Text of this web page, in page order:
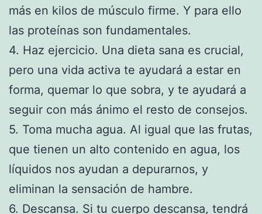
más en kilos de músculo firme. Y para ello
las proteínas son fundamentales.
4. Haz ejercicio. Una dieta sana es crucial,
pero una vida activa te ayudará a estar en
forma, quemar lo que sobra, y te ayudará a
seguir con más ánimo el resto de consejos.
5. Toma mucha agua. Al igual que las frutas,
que tienen un alto contenido en agua, los
líquidos nos ayudan a depurarnos, y
eliminan la sensación de hambre.
6. Descansa. Si tu cuerpo descansa, tendrá